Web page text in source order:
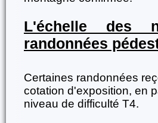
L'échelle des
randonnées
Certaines randonnées
cotation d'exposition, en
niveau de difficulté T4.